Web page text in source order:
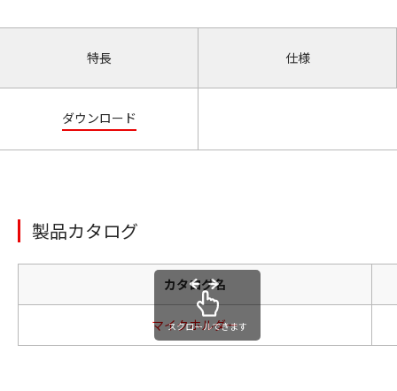
特長 仕様
ダウンロード
製品カタログ
カタログ名
マイクホルダー
スクロールできます